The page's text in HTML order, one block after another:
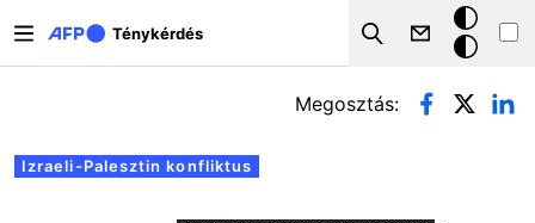
Ténykérdés
Search
Sötét
mód
Elsődleges fülek
Izraeli-Palesztin konfliktus
Megosztás: